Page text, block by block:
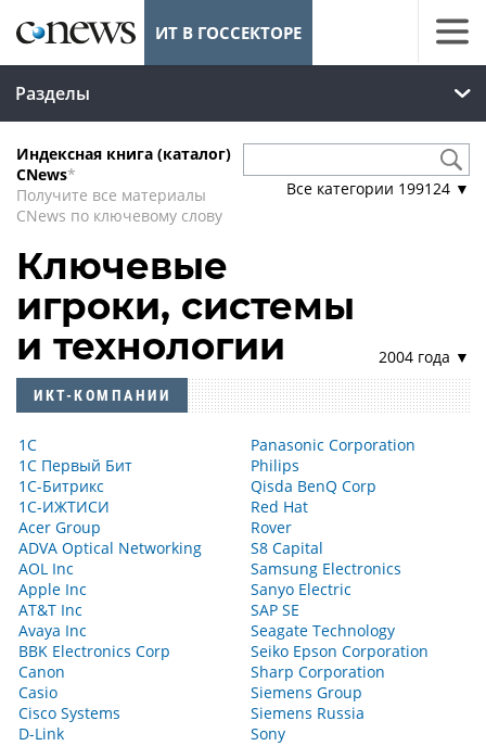
ИТ В ГОССЕКТОРЕ
Разделы
Индексная книга (каталог)
CNews*
Получите все материалы
CNews по ключевому слову
Все категории 199124 ▼
Ключевые
игроки, системы
и технологии
2004 года ▼
ИКТ-КОМПАНИИ
1С
1С Первый Бит
1С-Битрикс
1С-ИЖТИСИ
Acer Group
ADVA Optical Networking
AOL Inc
Apple Inc
AT&T Inc
Avaya Inc
BBK Electronics Corp
Canon
Casio
Cisco Systems
D-Link
Panasonic Corporation
Philips
Qisda BenQ Corp
Red Hat
Rover
S8 Capital
Samsung Electronics
Sanyo Electric
SAP SE
Seagate Technology
Seiko Epson Corporation
Sharp Corporation
Siemens Group
Siemens Russia
Sony